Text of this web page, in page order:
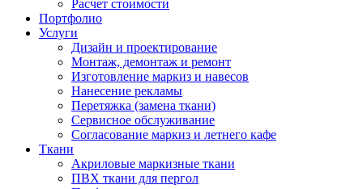
Расчет стоимости
Портфолио
Услуги
Дизайн и проектирование
Монтаж, демонтаж и ремонт
Изготовление маркиз и навесов
Нанесение рекламы
Перетяжка (замена ткани)
Сервисное обслуживание
Согласование маркиз и летнего кафе
Ткани
Акриловые маркизные ткани
ПВХ ткани для пергол